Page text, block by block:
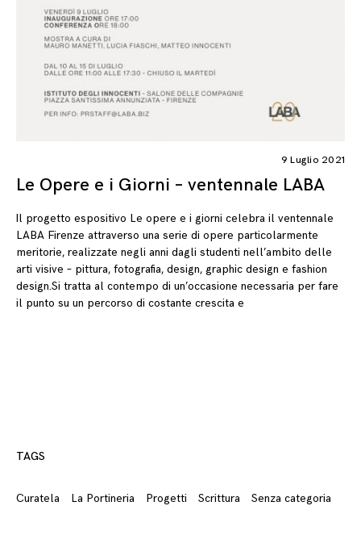
9 Luglio 2021
Le Opere e i Giorni – ventennale LABA
Il progetto espositivo Le opere e i giorni celebra il ventennale
LABA Firenze attraverso una serie di opere particolarmente
meritorie, realizzate negli anni dagli studenti nell’ambito delle
arti visive – pittura, fotografia, design, graphic design e fashion
design.Si tratta al contempo di un’occasione necessaria per fare
il punto su un percorso di costante crescita e
TAGS
Curatela La Portineria Progetti Scrittura Senza categoria